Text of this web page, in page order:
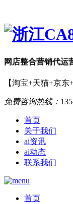
网店整合营销代运
【淘宝+天猫+京东
免费咨询热线：
首页
关于我们
ai资讯
ai动态
联系我们
首页